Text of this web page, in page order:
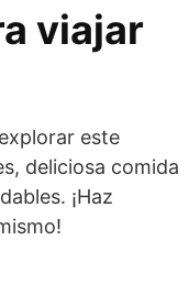
viajar
este
deliciosa comida
¡Haz